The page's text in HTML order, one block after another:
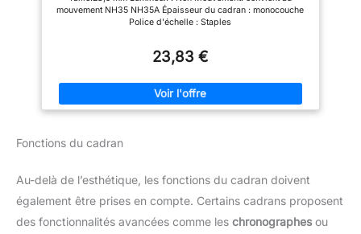
style, ce kit de modification
comprend à la fois le grand
cadran texturé de 35 mm et un
élégantes et précises, assurant
votre assemblage de montre
mécanique sur mesure dès sa
sortie de la boîte. Système de
flexibilité maximale aux
est équipé de plusieurs pieds
de fixation configurés pour
s'aligner parfaitement avec les
boîtiers à position de couronne
mouvement NH35 NH35A Épaisseur du cadran : monocouche
Police d'échelle : Staples
23,83 €
Fonctions du cadran
Au-delà de l’esthétique, les fonctions du cadran doivent
également être prises en compte. Certains cadrans proposent
des fonctionnalités avancées comme les chronographesou